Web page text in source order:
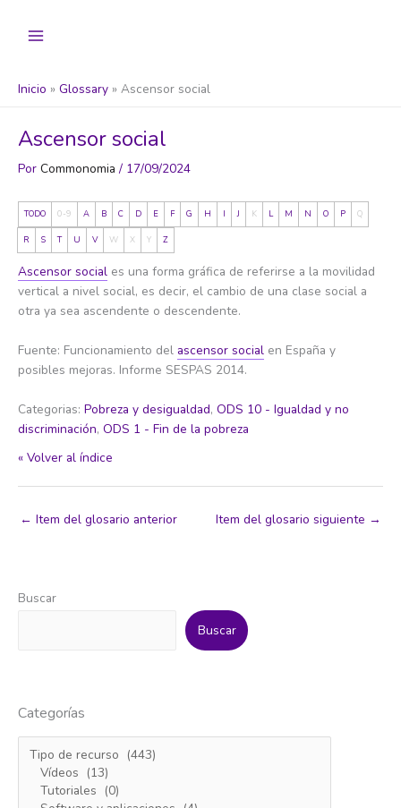
Inicio Glossary Ascensor social
Ascensor social
Por Commonomia / 17/09/2024
TODO 0-9 A B C D E F G H I J K L M N O P Q
R S T U V W X Y Z
Ascensor social es una forma gráfica de referirse a la movilidad
vertical a nivel social, es decir, el cambio de una clase social a
otra ya sea ascendente o descendente.
Fuente: Funcionamiento del ascensor social en España y
posibles mejoras. Informe SESPAS 2014.
Categorias: Pobreza y desigualdad, ODS 10 - Igualdad y no
discriminación, ODS 1 - Fin de la pobreza
« Volver al índice
← Item del glosario anterior Item del glosario siguiente →
Buscar
Buscar
Categorías